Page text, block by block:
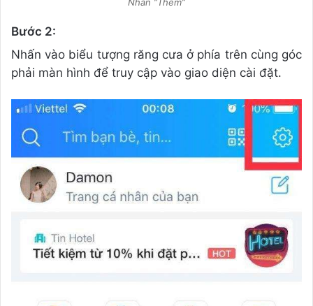
Bước 2:
Nhấn vào biểu tượng răng cưa ở phía trên cùng góc
phải màn hình để truy cập vào giao diện cài đặt.